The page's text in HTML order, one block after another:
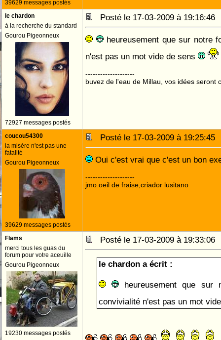
39629 messages postés
le chardon
à la recherche du standard
Gourou Pigeonneux
72927 messages postés
Posté le 17-03-2009 à
heureusement que sur notre
n'est pas un mot vide de sens
--------------------
buvez de l'eau de Millau, vos idées seront
coucou54300
la misére n'est pas une
fatalité
Gourou Pigeonneux
39629 messages postés
Posté le 17-03-2009 à
Oui c'est vrai que c'est un bon
--------------------
jmo oeil de fraise,criador lusitano
Flams
merci tous les guas du
forum pour votre aceuille
Gourou Pigeonneux
19230 messages postés
Posté le 17-03-2009 à
le chardon a écrit :
heureusement que sur
convivialité n'est pas un mot